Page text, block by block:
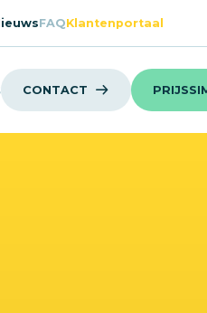
CONTACT
FAQKlantenportaal